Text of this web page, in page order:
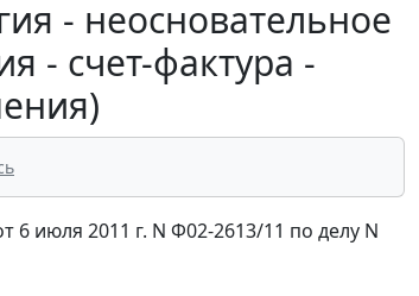
- неосновательное
- счет-фактура -
6 июля 2011 г. N Ф02-2613/11 по делу N